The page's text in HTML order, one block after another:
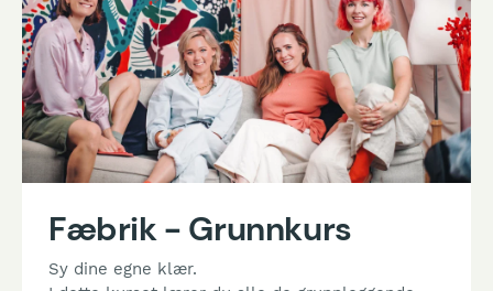
Fæbrik - Grunnkurs
Sy dine egne klær.